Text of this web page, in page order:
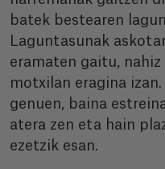
batek bestearen
Laguntasunak
eramaten gaitu,
motxilan eragina
genuen, baina
atera zen eta hain
ezetzik esan.